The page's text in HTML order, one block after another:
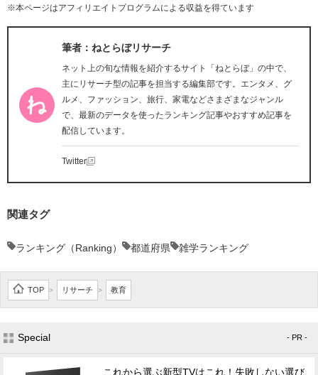
※本ページはアフィリエイトプログラムによる収益を得ています
筆者：ねとらぼリサーチ
ネット上の旬な情報を紹介するサイト「ねとらぼ」の中で、
主にリサーチ型の記事を担当する編集部です。エンタメ、グ
ルメ、ファッション、旅行、家電などさまざまなジャンル
で、最新のデータを使ったランキング記事やおすすめ記事を
配信しています。
Twitter
関連タグ
ランキング（Ranking） 都道府県 雑学ランキング
TOP > リサーチ > 教育
Special - PR -
これから選ぶ新型TVはこれ！失敗しない選び